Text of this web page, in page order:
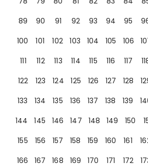
89
90 91 92 93 94 95
100
101 102 103 104 105 106
111
112 113 114 115 116 117
122
123 124 125 126 127 128
133
134 135 136 137 138 139
144
145 146 147 148 149 150
155
156 157 158 159 160 161
166
167 168 169 170 171 172